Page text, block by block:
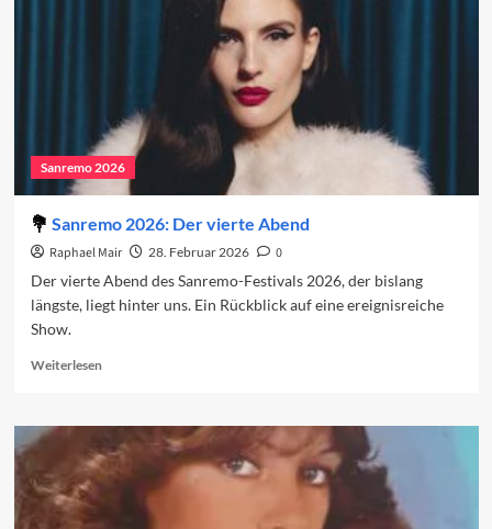
Sanremo 2026
Sanremo 2026: Der vierte Abend
Raphael Mair 28. Februar 2026
0
Der vierte Abend des Sanremo-Festivals 2026, der bislang
längste, liegt hinter uns. Ein Rückblick auf eine ereignisreiche
Show.
WeiterlesenRead
Sanremo
2026:
Der
vierte